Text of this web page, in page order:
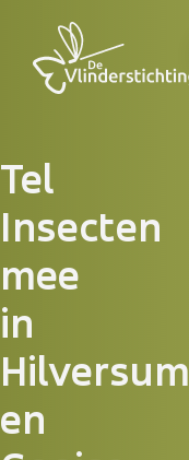
Tel
Insecten
mee
in
Hilversum
en